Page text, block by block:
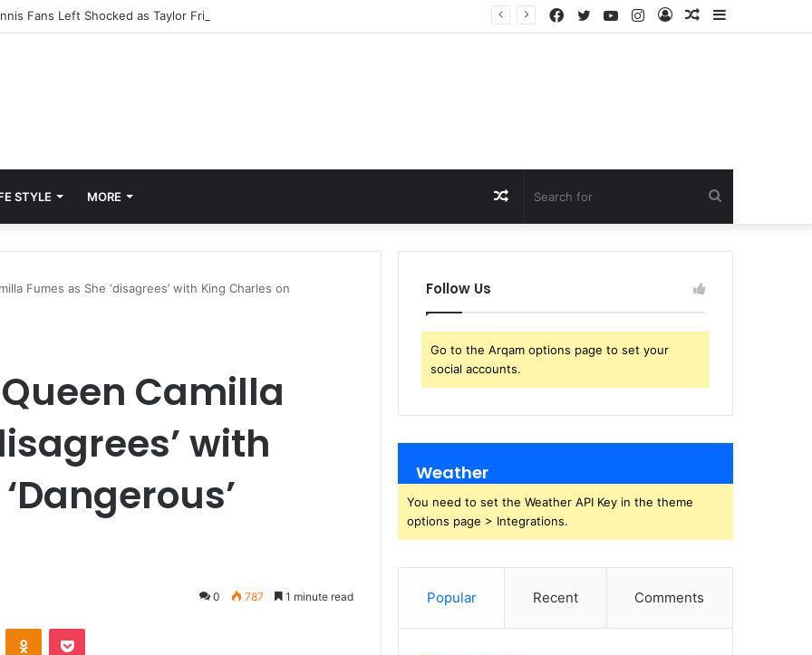
Random
Log
Instagram
YouTube
Twitter
Facebook
STYLE MORE
for
Random
Article
Fumes as She ‘disagrees’ with King Charles on
Camilla
with
0 787 1 minute read
Follow Us
Go to the Arqam options page to set your
social accounts.
Weather
You need to set the Weather API Key in the theme
options page > Integrations.
Popular Recent Comments